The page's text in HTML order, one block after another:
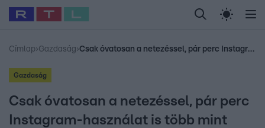
Legfrissebb RTL Híradó Randi Celeb vagyok,
Babits Marcella Most Wanted Gallusz
Címlap›Gazdaság› Csak óvatosan a netezéssel, pár perc Instagram-használat is több mint százezer forintba kerülhet
Gazdaság
Csak óvatosan a netezéssel, pár perc
Instagram-használat is több mint